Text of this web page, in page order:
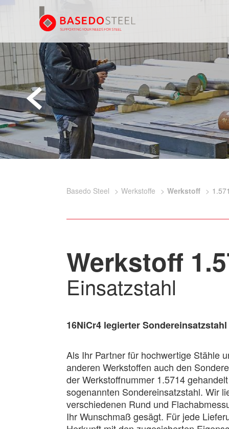
Basedo Steel Werkstoffe Werkstoff
Werkstoff
Einsatzstahl
16NiCr4 legierter
Als Ihr Partner für hochwertige Stähle
anderen Werkstoffen auch den
der Werkstoffnummer 1.5714
sogenannten Sondereinsatzstahl. Wir
verschiedenen Rund und
Ihr Wunschmaß gesägt. Für jede